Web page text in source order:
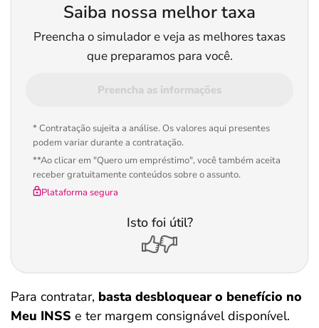
Saiba nossa melhor taxa
Preencha o simulador e veja as melhores taxas
que preparamos para você.
Preencha as informações
* Contratação sujeita a análise. Os valores aqui presentes
podem variar durante a contratação.
**Ao clicar em "Quero um empréstimo", você também aceita
receber gratuitamente conteúdos sobre o assunto.
Plataforma segura
Isto foi útil?
Para contratar, basta desbloquear o benefício no
Meu INSS e ter margem consignável disponível.